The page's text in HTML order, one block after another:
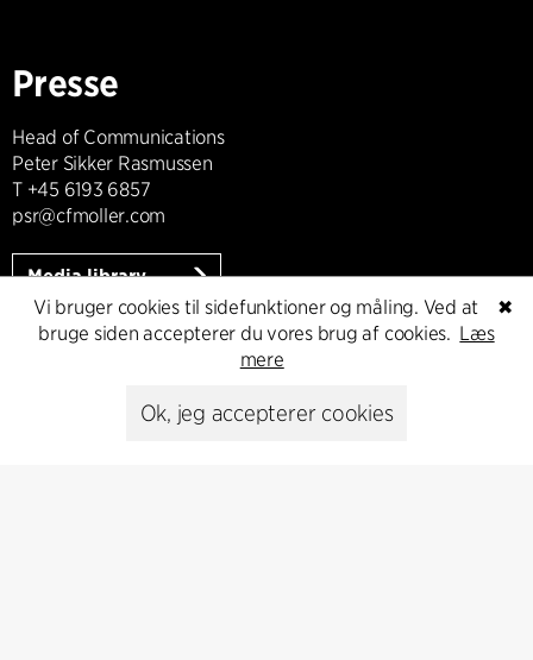
Presse
Head of Communications
Peter Sikker Rasmussen
T +45 6193 6857
psr@cfmoller.com
Media library
Abonnér
✖
Vi bruger cookies til sidefunktioner og måling. Ved at
bruge siden accepterer du vores brug af cookies. Læs
mere
Ok, jeg accepterer cookies